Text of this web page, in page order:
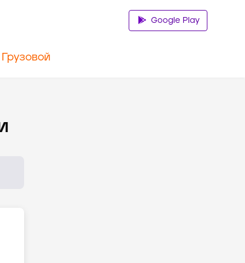
Google Play